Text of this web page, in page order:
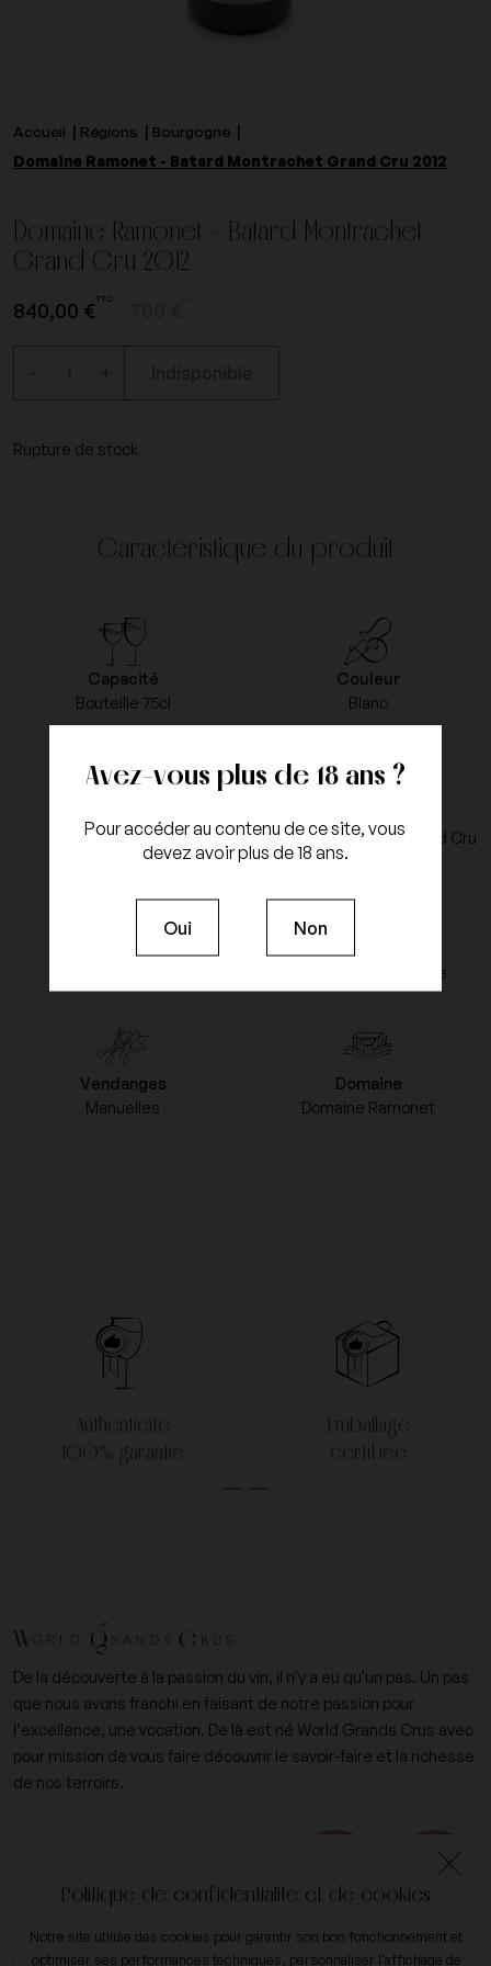
Avez-vous plus de 18 ans ?
Pour accéder au contenu de ce site, vous
devez avoir plus de 18 ans.
Oui Non
Accueil Régions
Bourgogne
Domaine Ramonet - Batard Montrachet Grand Cru 2012
Domaine Ramonet - Batard Montrachet
Grand Cru 2012
840,00 € TTC
Rupture de stock
Caractéristique du produit
Capacité
Bouteille 75cl
Couleur
Blanc
2012
Batard Montrachet Grand Cru
Agriculture raisonnée
Vendanges
Manuelles
Domaine
Domaine Ramonet
Authenticité
100% garantie
Emballage
certifiée
De la découverte à la passion du vin, il n'y a eu qu'un pas. Un pas
que nous avons franchi en faisant de notre passion pour
l’excellence, une vocation. De là est né World Grands Crus avec
pour mission de vous faire découvrir le savoir-faire et la richesse
de nos terroirs.
Politique de confidentialité et de cookies
Notre site utilise des cookies pour garantir son bon fonctionnement et
optimiser ses performances techniques, personnaliser l'affichage de